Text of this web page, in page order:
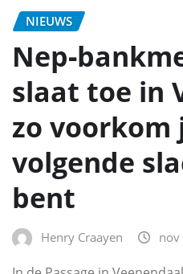
NIEUWS
slaat toe in
zo
volgende
bent
Henry Craayen nov